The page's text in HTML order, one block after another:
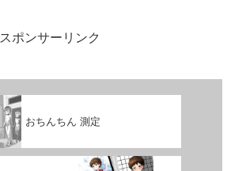
スポンサーリンク
おちんちん 測定